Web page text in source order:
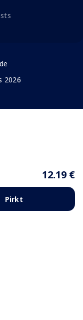
12.19 €
Pirkt
2026